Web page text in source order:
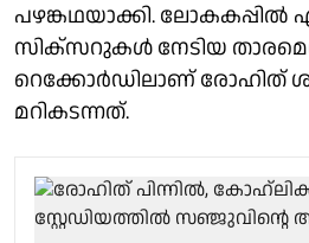
പഴങ്കഥയാക്കി.
സിക്‌സറുകള്‍ നേടിയ
റെക്കോര്‍ഡിലാണ് രോഹിത്
മറികടന്നത്.